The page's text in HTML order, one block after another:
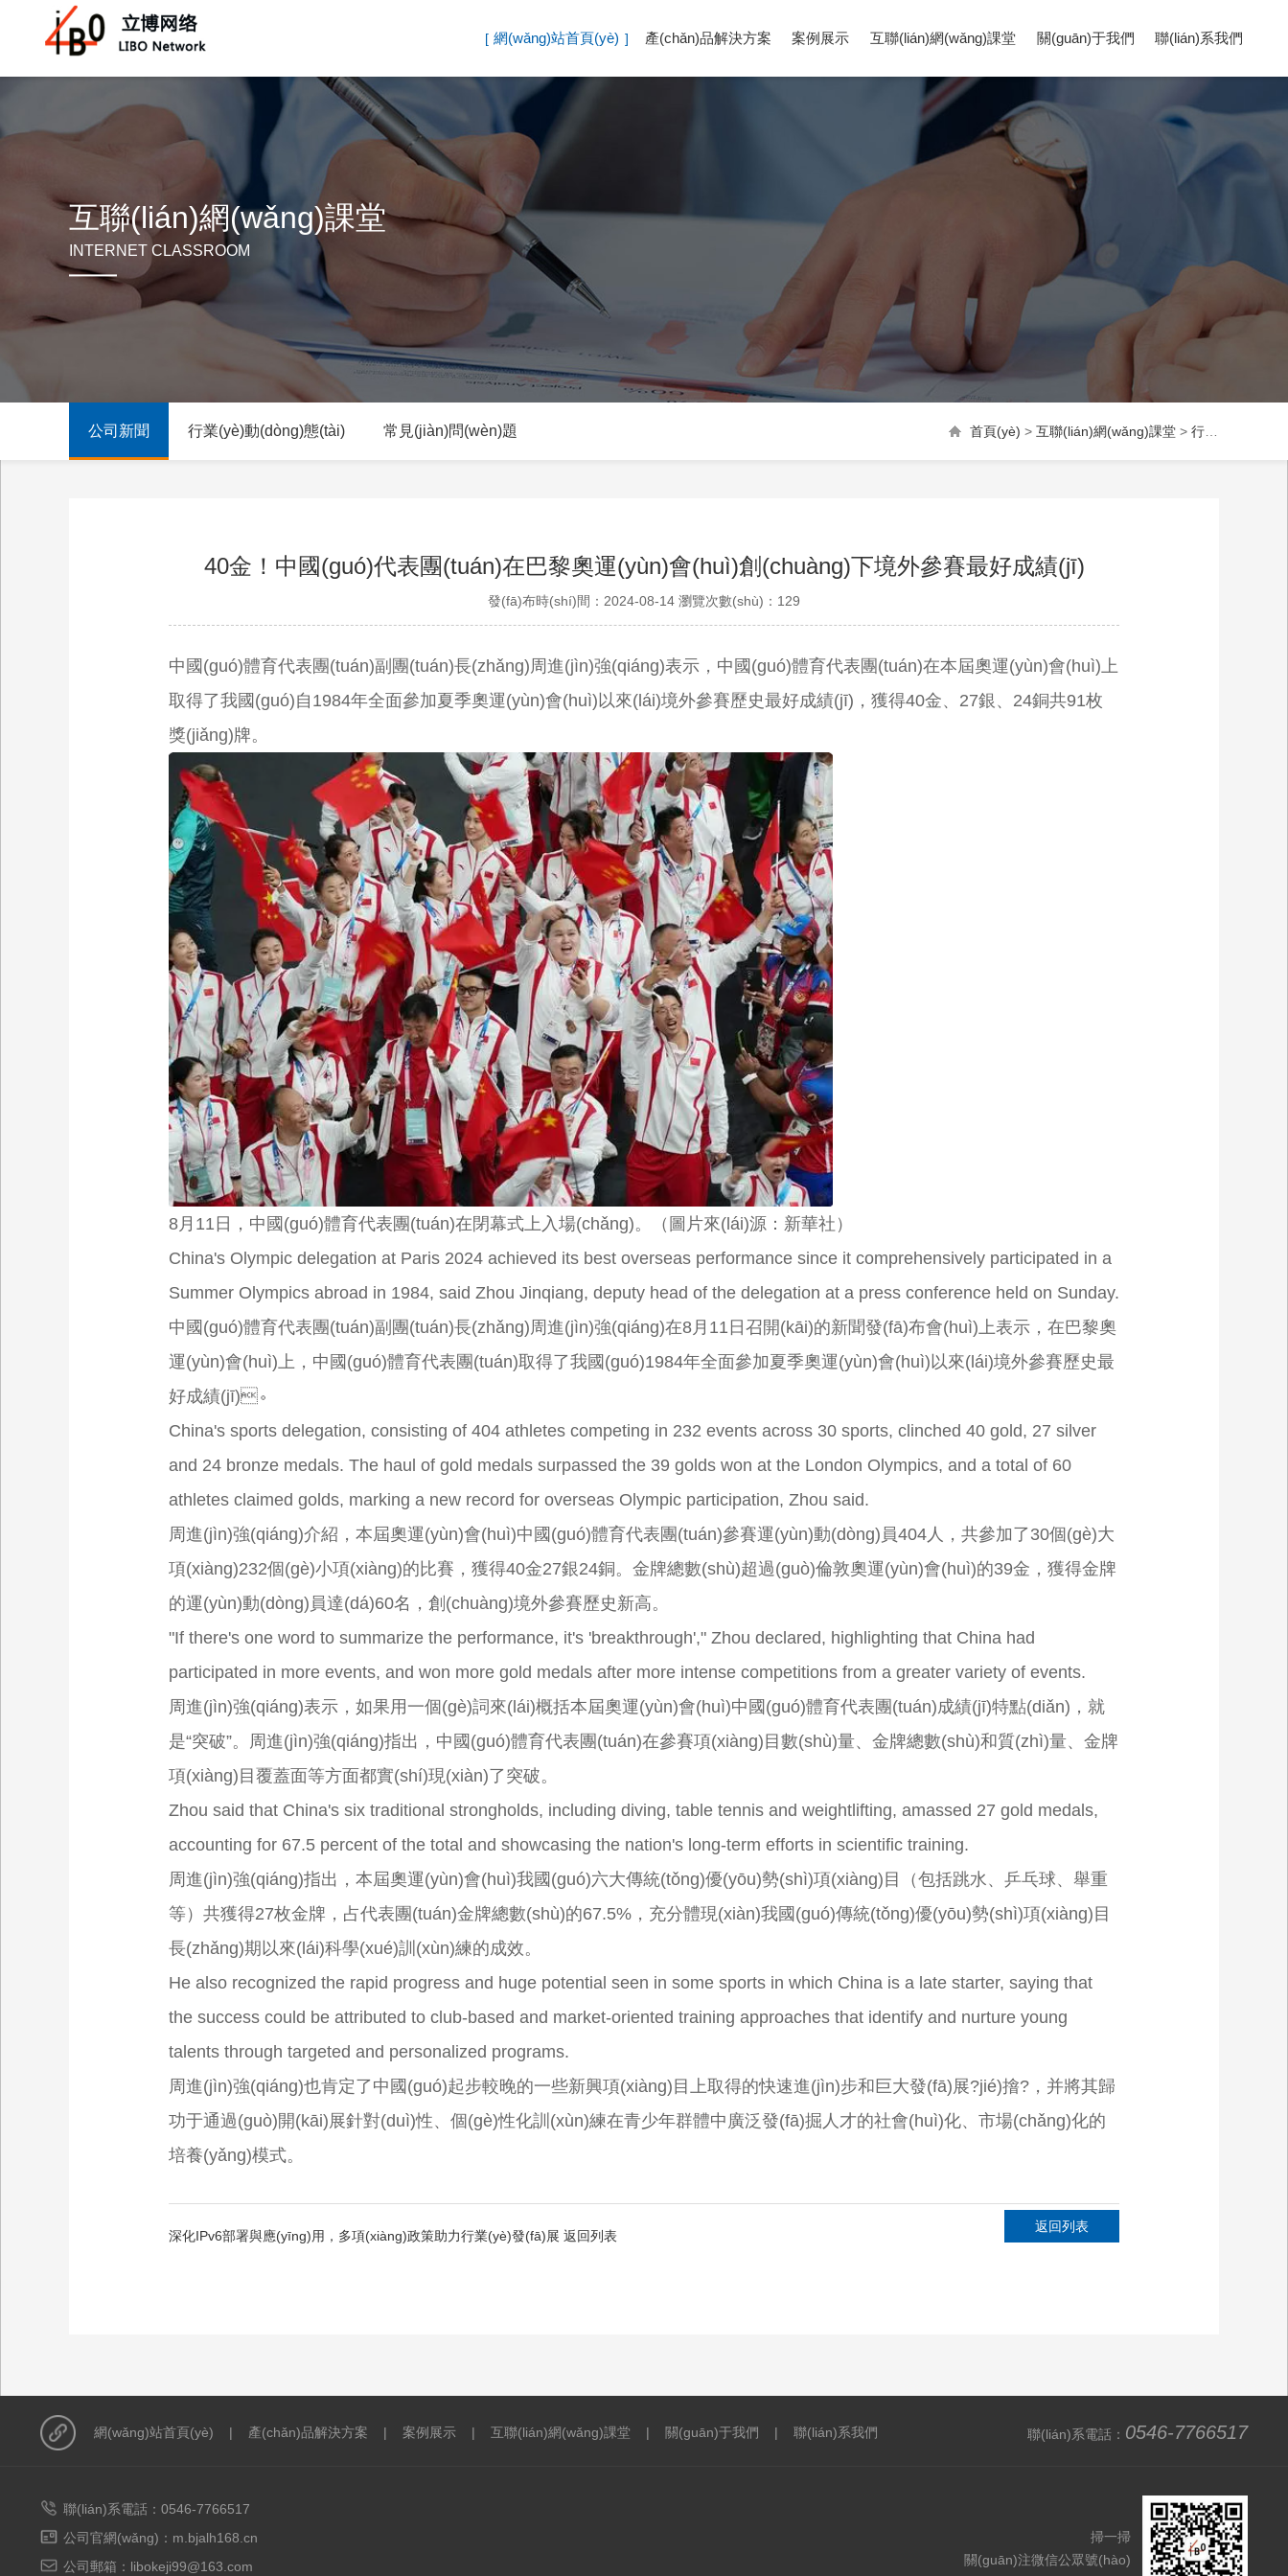
網(wǎng)站首頁(yè) 產(chǎn)品解決方案 案例展示 互聯(lián)網(wǎng)課堂 關(guān)于我們 聯(lián)系我們
互聯(lián)網(wǎng)課堂
INTERNET CLASSROOM
公司新聞 行業(yè)動(dòng)態(tài) 常見(jiàn)問(wèn)題 首頁(yè) > 互聯(lián)網(wǎng)課堂 > 行業(yè)動(dòng)態(tài)
40金！中國(guó)代表團(tuán)在巴黎奧運(yùn)會(huì)創(chuàng)下境外參賽最好成績(jī)
發(fā)布時(shí)間：2024-08-14 瀏覽次數(shù)： 129
中國(guó)體育代表團(tuán)副團(tuán)長(zhǎng)周進(jìn)強(qiáng)表示，中國(guó)體育代表團(tuán)在本屆奧運(yùn)會(huì)上
取得了我國(guó)自1984年全面參加夏季奧運(yùn)會(huì)以來(lái)境外參賽歷史最好成績(jī)，獲得40金、27銀、24銅共91枚
獎(jiǎng)牌。
8月11日，中國(guó)體育代表團(tuán)在閉幕式上入場(chǎng)。（圖片來(lái)源：新華社）
China's Olympic delegation at Paris 2024 achieved its best overseas performance since it comprehensively participated in a
Summer Olympics abroad in 1984, said Zhou Jinqiang, deputy head of the delegation at a press conference held on Sunday.
中國(guó)體育代表團(tuán)副團(tuán)長(zhǎng)周進(jìn)強(qiáng)在8月11日召開(kāi)的新聞發(fā)布會(huì)上表示，在巴黎奧
運(yùn)會(huì)上，中國(guó)體育代表團(tuán)取得了我國(guó)1984年全面參加夏季奧運(yùn)會(huì)以來(lái)境外參賽歷史最
好成績(jī)。
China's sports delegation, consisting of 404 athletes competing in 232 events across 30 sports, clinched 40 gold, 27 silver
and 24 bronze medals. The haul of gold medals surpassed the 39 golds won at the London Olympics, and a total of 60
athletes claimed golds, marking a new record for overseas Olympic participation, Zhou said.
周進(jìn)強(qiáng)介紹，本屆奧運(yùn)會(huì)中國(guó)體育代表團(tuán)參賽運(yùn)動(dòng)員404人，共參加了30個(gè)大
項(xiàng)232個(gè)小項(xiàng)的比賽，獲得40金27銀24銅。金牌總數(shù)超過(guò)倫敦奧運(yùn)會(huì)的39金，獲得金牌
的運(yùn)動(dòng)員達(dá)60名，創(chuàng)境外參賽歷史新高。
"If there's one word to summarize the performance, it's 'breakthrough'," Zhou declared, highlighting that China had
participated in more events, and won more gold medals after more intense competitions from a greater variety of events.
周進(jìn)強(qiáng)表示，如果用一個(gè)詞來(lái)概括本屆奧運(yùn)會(huì)中國(guó)體育代表團(tuán)成績(jī)特點(diǎn)，就
是“突破”。周進(jìn)強(qiáng)指出，中國(guó)體育代表團(tuán)在參賽項(xiàng)目數(shù)量、金牌總數(shù)和質(zhì)量、金牌
項(xiàng)目覆蓋面等方面都實(shí)現(xiàn)了突破。
Zhou said that China's six traditional strongholds, including diving, table tennis and weightlifting, amassed 27 gold medals,
accounting for 67.5 percent of the total and showcasing the nation's long-term efforts in scientific training.
周進(jìn)強(qiáng)指出，本屆奧運(yùn)會(huì)我國(guó)六大傳統(tǒng)優(yōu)勢(shì)項(xiàng)目（包括跳水、乒乓球、舉重
等）共獲得27枚金牌，占代表團(tuán)金牌總數(shù)的67.5%，充分體現(xiàn)我國(guó)傳統(tǒng)優(yōu)勢(shì)項(xiàng)目
長(zhǎng)期以來(lái)科學(xué)訓(xùn)練的成效。
He also recognized the rapid progress and huge potential seen in some sports in which China is a late starter, saying that
the success could be attributed to club-based and market-oriented training approaches that identify and nurture young
talents through targeted and personalized programs.
周進(jìn)強(qiáng)也肯定了中國(guó)起步較晚的一些新興項(xiàng)目上取得的快速進(jìn)步和巨大發(fā)展?jié)摿?，并將其歸
功于通過(guò)開(kāi)展針對(duì)性、個(gè)性化訓(xùn)練在青少年群體中廣泛發(fā)掘人才的社會(huì)化、市場(chǎng)化的
培養(yǎng)模式。
深化IPv6部署與應(yīng)用，多項(xiàng)政策助力行業(yè)發(fā)展 返回列表
返回列表
網(wǎng)站首頁(yè) | 產(chǎn)品解決方案 | 案例展示 | 互聯(lián)網(wǎng)課堂 | 關(guān)于我們 | 聯(lián)系我們 聯(lián)系電話： 0546-7766517
聯(lián)系電話：0546-7766517
公司官網(wǎng)：m.bjalh168.cn
公司郵箱：libokeji99@163.com
掃一掃
關(guān)注微信公眾號(hào)